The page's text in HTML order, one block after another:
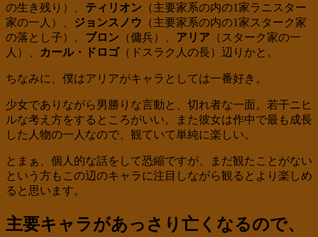
の生き残り）、 ティリオン （主要家系の内の1家ラニスター
家の一人）、
ジョンスノウ （主要家系の内の1家スターク家
の落とし子）、 ブロン （傭兵）、 アリア （スターク家の一
人）、
カール・ドロゴ（ドスラク人の長）辺りかと。
ちなみに、僕はアリアがキャラとしては一番好き。
少女でありながら男勝りな言動と、切れ者な一面。若干ニヒ
ルな考え方をするところがいい。また彼女は作中で最も成長
した人物の一人なので、観ていて単純に楽しい。
とまぁ、個人的な話をして恐縮ですが、まだ観たことがない
という方もこの辺のキャラに注目しながら観るとより楽しめ
ると思います。
主要キャラがあっさり亡くなるので、